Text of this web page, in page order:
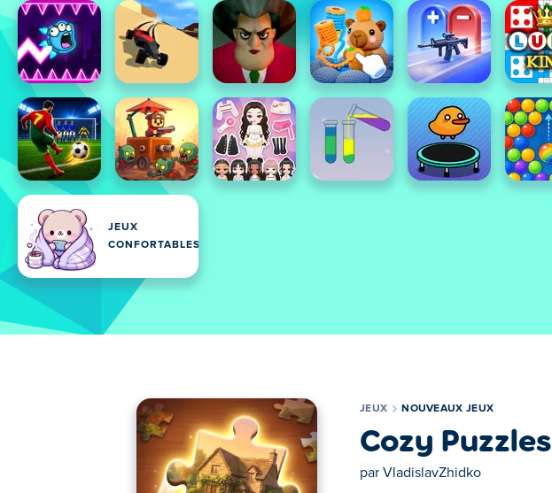
JEUX
CONFORTABLES
JEUX NOUVEAUX JEUX
Cozy Puzzles
par VladislavZhidko